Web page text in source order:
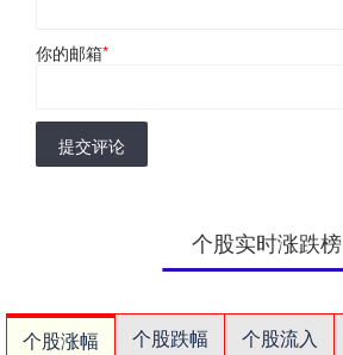
你的邮箱*
提交评论
个股实时涨跌榜
个股涨幅 个股跌幅 个股流入